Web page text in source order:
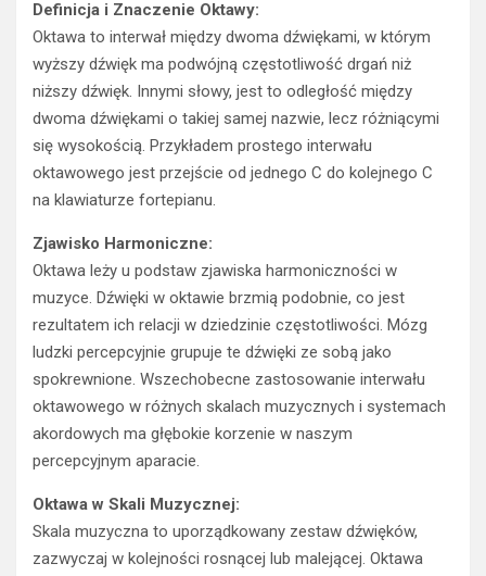
Oktawa to interwał między dwoma dźwiękami, w którym
wyższy dźwięk ma podwójną częstotliwość drgań niż
niższy dźwięk. Innymi słowy, jest to odległość między
dwoma dźwiękami o takiej samej nazwie, lecz różniącymi
się wysokością. Przykładem prostego interwału
oktawowego jest przejście od jednego C do kolejnego C
na klawiaturze fortepianu.
Oktawa leży u podstaw zjawiska harmoniczności w
muzyce. Dźwięki w oktawie brzmią podobnie, co jest
rezultatem ich relacji w dziedzinie częstotliwości. Mózg
ludzki percepcyjnie grupuje te dźwięki ze sobą jako
spokrewnione. Wszechobecne zastosowanie interwału
oktawowego w różnych skalach muzycznych i systemach
akordowych ma głębokie korzenie w naszym
percepcyjnym aparacie.
Skala muzyczna to uporządkowany zestaw dźwięków,
zazwyczaj w kolejności rosnącej lub malejącej. Oktawa
odgrywa kluczową rolę w budowie skal, ponieważ w